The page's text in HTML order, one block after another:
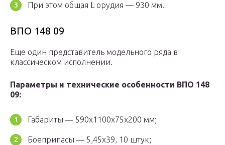
При этом общая L орудия — 930 мм.
ВПО 148 09
Еще один представитель модельного ряда в
классическом исполнении.
Параметры и технические особенности ВПО 148
09:
Габариты — 590х1100х75х200 мм;
Боеприпасы — 5,45х39, 10 штук;